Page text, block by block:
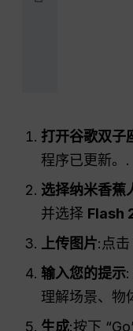
打开谷歌双子
程序已更新。.
选择纳米香蕉
并选择 Flash
上传图片:点
输入您的提示
理解场景、物
生成:按下